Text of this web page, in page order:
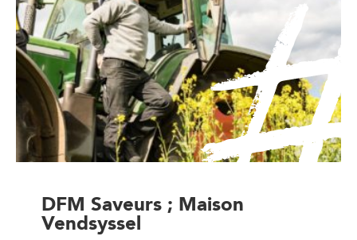
DFM Saveurs ; Maison
Vendsyssel